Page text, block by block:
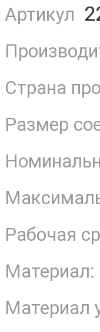
Артикул
Страна
Размер
Рабочая
Материал:
Материал